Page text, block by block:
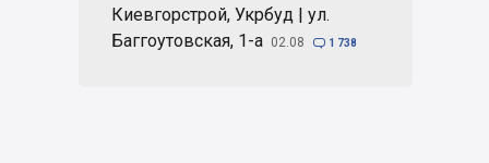
Киевгорстрой, Укрбуд | ул.
Баггоутовская, 1-а 02.08  1 738